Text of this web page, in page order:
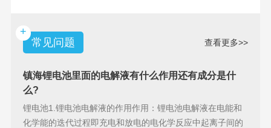
+
常见问题
查看更多>>
镇海锂电池里面的电解液有什么作用还有成分是什
么?
锂电池1.锂电池电解液的作用作用：锂电池电解液在电能和
化学能的迭代过程即充电和放电的电化学反应中起离子间的